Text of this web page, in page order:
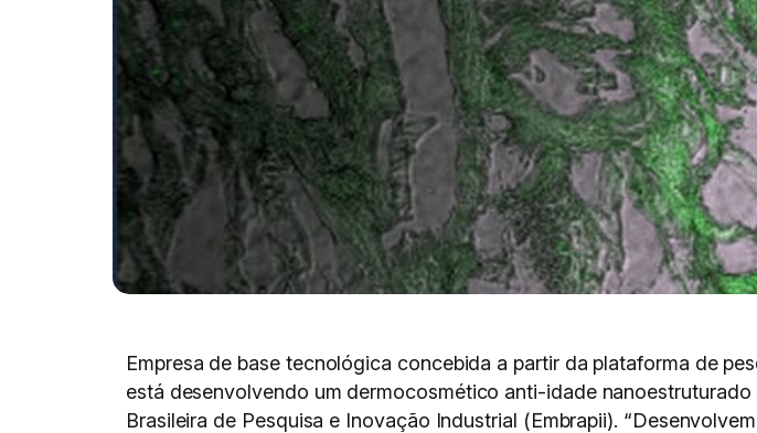
Empresa de base tecnológica concebida a partir da plataforma de
está desenvolvendo um dermocosmético anti-idade
Brasileira de Pesquisa e Inovação Industrial (Embrapii).